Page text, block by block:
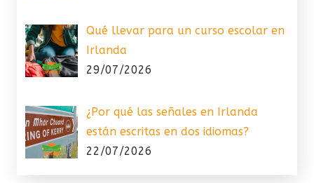
Qué llevar para un curso escolar en
Irlanda
29/07/2026
¿Por qué las señales en Irlanda
están escritas en dos idiomas?
22/07/2026